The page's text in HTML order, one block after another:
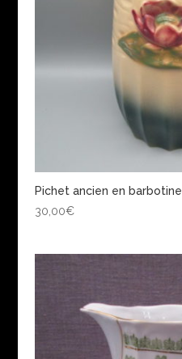
Pichet ancien en barbotine
30,00€